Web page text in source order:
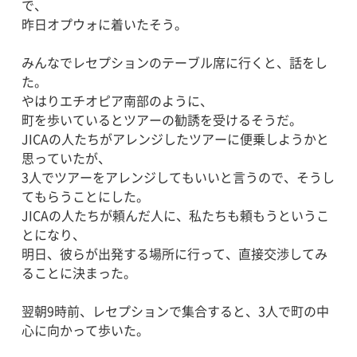
で、
昨日オプウォに着いたそう。
みんなでレセプションのテーブル席に行くと、話をし
た。
やはりエチオピア南部のように、
町を歩いているとツアーの勧誘を受けるそうだ。
JICAの人たちがアレンジしたツアーに便乗しようかと
思っていたが、
3人でツアーをアレンジしてもいいと言うので、そうし
てもらうことにした。
JICAの人たちが頼んだ人に、私たちも頼もうというこ
とになり、
明日、彼らが出発する場所に行って、直接交渉してみ
ることに決まった。
翌朝9時前、レセプションで集合すると、3人で町の中
心に向かって歩いた。